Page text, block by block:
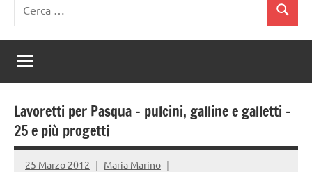
per:
Cerca
Lavoretti per Pasqua – pulcini, galline e galletti –
25 e più progetti
25 Marzo 2012 Maria Marino